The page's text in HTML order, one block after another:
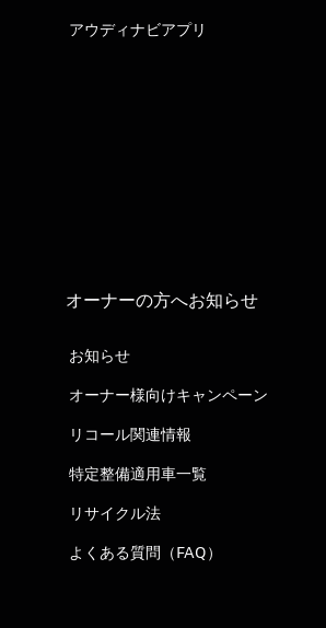
アウディナビアプリ
オーナーの方へお知らせ
お知らせ
オーナー様向けキャンペーン
リコール関連情報
特定整備適用車一覧
リサイクル法
よくある質問（FAQ）